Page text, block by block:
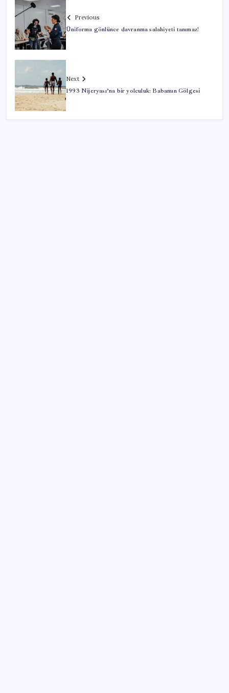
Previous
Üniforma gönlünce davranma salahiyeti tanımaz!
Next
1993 Nijeryası’na bir yolculuk: Babamın Gölgesi